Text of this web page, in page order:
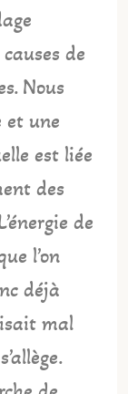
de
Nous
et une
est liée
des
de
l’on
déjà
mal